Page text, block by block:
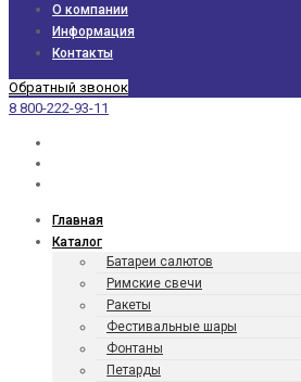
О компании
Информация
Контакты
Обратный звонок
8 800-222-93-11
Главная
Каталог
Батареи салютов
Римские свечи
Ракеты
Фести­валь­ные шары
Фонтаны
Петарды